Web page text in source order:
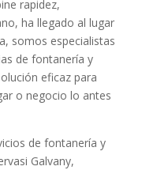
rapidez,
ha llegado al lugar
somos especialistas
de fontanería y
eficaz para
o negocio lo antes
de fontanería y
Galvany,